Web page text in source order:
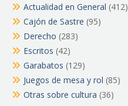
Actualidad en General (412)
Cajón de Sastre (95)
Derecho (283)
Escritos (42)
Garabatos (129)
Juegos de mesa y rol (85)
Otras sobre cultura (36)